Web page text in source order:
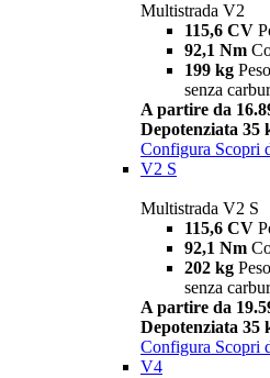
Multistrada V2
115,6 CV
92,1 Nm
199 kg
senza
A partire da
Depotenziata 35
Configura Scopri
V2 S
Multistrada V2 S
115,6 CV
92,1 Nm
202 kg
senza
A partire da
Depotenziata 35
Configura Scopri
V4